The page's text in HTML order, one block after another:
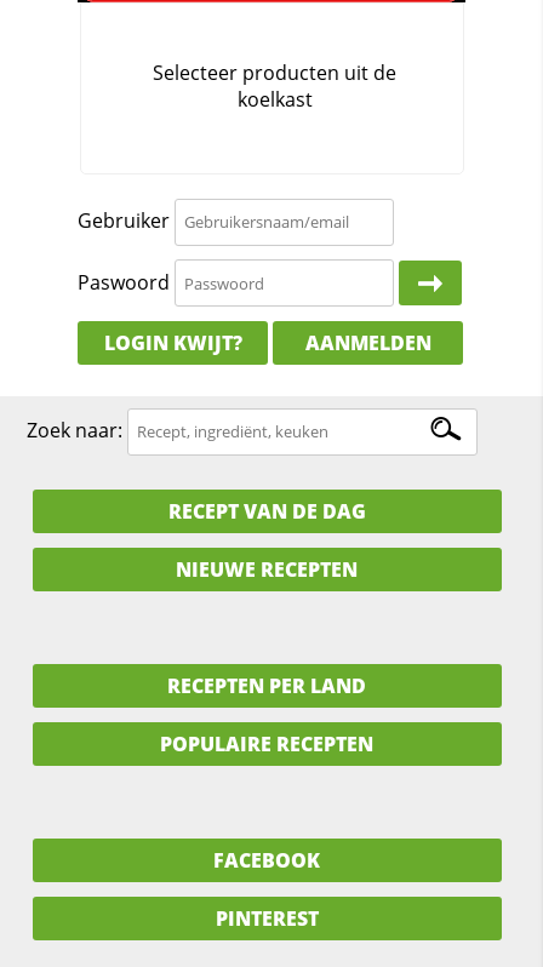
Gebruiker
Paswoord
LOGIN KWIJT? AANMELDEN
Zoek naar:
RECEPT VAN DE DAG
NIEUWE RECEPTEN
RECEPTEN PER LAND
POPULAIRE RECEPTEN
FACEBOOK
PINTEREST